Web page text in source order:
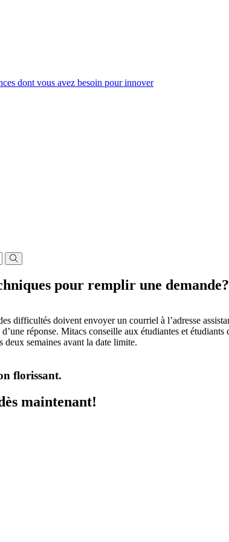
dont vous avez besoin pour innover
pour remplir une demande?
difficultés doivent envoyer un courriel à l’adresse
réponse. Mitacs conseille aux étudiantes et
deux semaines avant la date limite.
florissant.
maintenant!